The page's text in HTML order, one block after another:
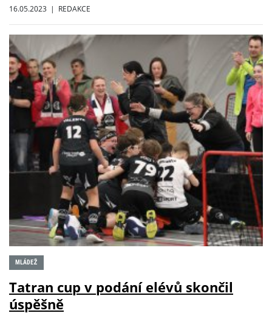
16.05.2023 | REDAKCE
MLÁDEŽ
Tatran cup v podání elévů skončil
úspěšně